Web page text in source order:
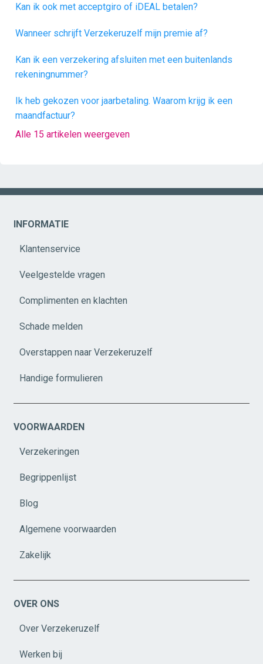
Kan ik ook met acceptgiro of iDEAL betalen?
Wanneer schrijft Verzekeruzelf mijn premie af?
Kan ik een verzekering afsluiten met een buitenlands
rekeningnummer?
Ik heb gekozen voor jaarbetaling. Waarom krijg ik een
maandfactuur?
Alle 15 artikelen weergeven
INFORMATIE
Klantenservice
Veelgestelde vragen
Complimenten en klachten
Schade melden
Overstappen naar Verzekeruzelf
Handige formulieren
VOORWAARDEN
Verzekeringen
Begrippenlijst
Blog
Algemene voorwaarden
Zakelijk
OVER ONS
Over Verzekeruzelf
Werken bij